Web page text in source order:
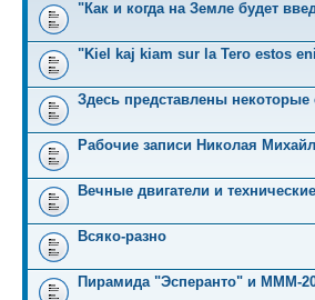
"Как и когда на Земле будет
"Kiel kaj kiam sur la Tero estos
Здесь представлены
Рабочие записи Николая
Вечные двигатели и
Всяко-разно
Пирамида "Эсперанто" и MMM-